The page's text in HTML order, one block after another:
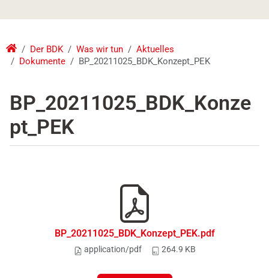
Der BDK Was wir tun
Aktuelles
Dokumente
BP_20211025_BDK_Konzept_PEK
BP_20211025_BDK_Konze
pt_PEK
BP_20211025_BDK_Konzept_PEK.pdf
application/pdf 264.9 KB